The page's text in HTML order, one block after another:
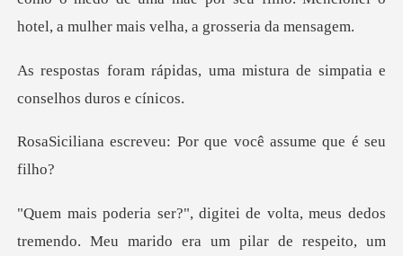
, uma mistura de simpatia
eu: Por que você ass
meus dedos
tremendo. Meu marido era um pil